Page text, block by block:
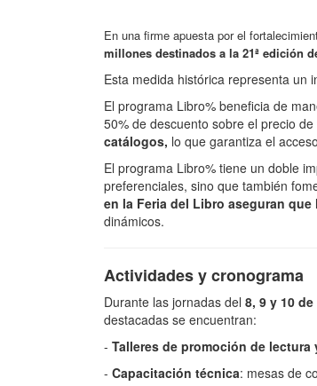
En una firme apuesta por el
millones destinados a la 21ª edición
Esta medida histórica representa un
El programa Libro% beneficia de
50% de descuento sobre el precio
catálogos, lo que garantiza el
El programa Libro% tiene un doble
preferenciales, sino que también
en la Feria del Libro aseguran
dinámicos.
Actividades y cronograma
Durante las jornadas del 8, 9 y 10 de
destacadas se encuentran:
- Talleres de promoción de lectura
- Capacitación técnica: mesas de